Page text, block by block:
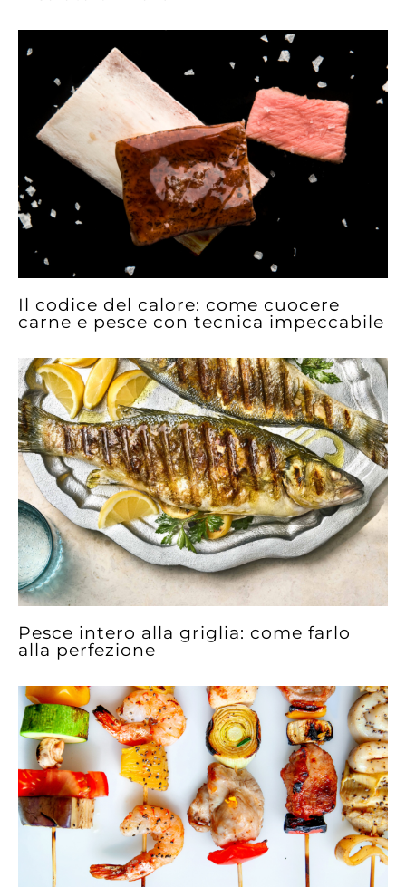
Il codice del calore: come cuocere
carne e pesce con tecnica impeccabile
Pesce intero alla griglia: come farlo
alla perfezione